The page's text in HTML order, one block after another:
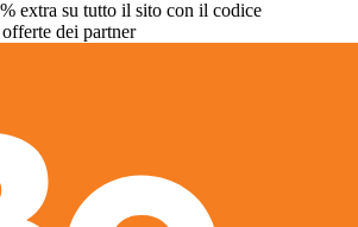
extra su tutto il sito con il codice
dei partner